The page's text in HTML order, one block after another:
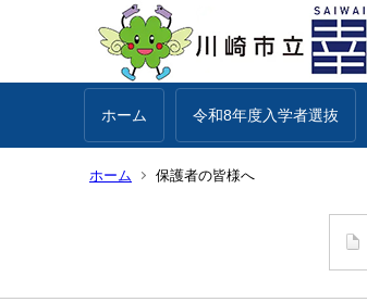
ホーム 令和8年度入学者選抜
ホーム 保護者の皆様へ